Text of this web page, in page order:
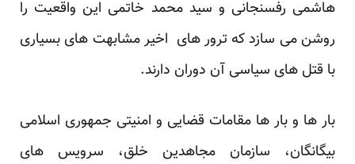
هاشمی رفسنجانی و سید محمد خاتمی این واقعیت را
روشن می سازد که ترور های اخیر مشابهت های بسیاری
با قتل های سیاسی آن دوران دارند.
بار ها و بار ها مقامات قضایی و امنیتی جمهوری اسلامی
بیگانگان، سازمان مجاهدین خلق، سرویس های